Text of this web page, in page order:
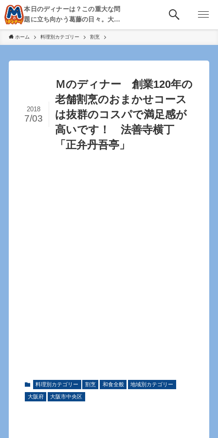
本日のディナーは？この重大な問
題に立ち向かう葛藤の日々。大
阪・京都・神戸を中心とした食べ
歩き、飲み歩きを綴る。
ホーム 料理別カテゴリー 割烹
Ｍのディナー 創業120年の
老舗割烹のおまかせコース
は抜群のコスパで満足感が
高いです！ 法善寺横丁
「正弁丹吾亭」
2018
7/03
料理別カテゴリー 割烹 和食全般 地域別カテゴリー
大阪府 大阪市中央区